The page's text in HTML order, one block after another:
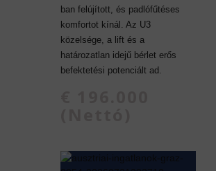
ban felújított, és padlófűtéses
komfortot kínál. Az U3
közelsége, a lift és a
határozatlan idejű bérlet erős
befektetési potenciált ad.